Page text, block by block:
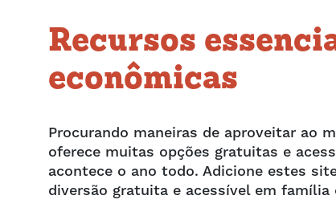
Recursos
econômicas
Procurando maneiras de aproveitar ao
oferece muitas opções gratuitas e
acontece o ano todo. Adicione estes
diversão gratuita e acessível em família